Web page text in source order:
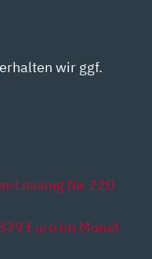
wir ggf.
Leasing für 220
Euro im Monat